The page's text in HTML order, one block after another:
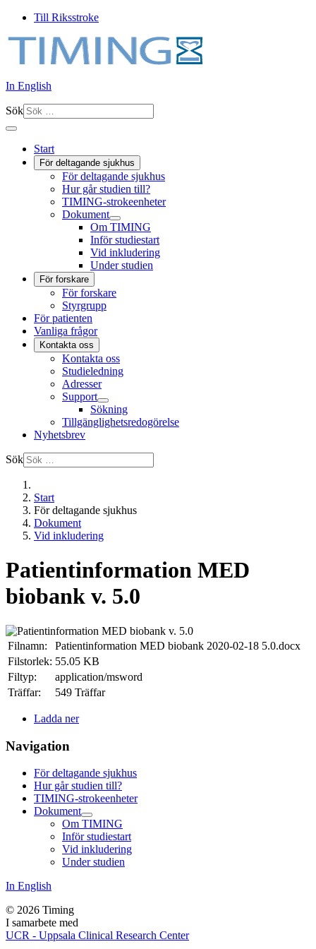
Till Riksstroke
In English
Sök
Start
För deltagande sjukhus
För deltagande sjukhus
Hur går studien till?
TIMING-strokeenheter
Dokument
Om TIMING
Inför studiestart
Vid inkludering
Under studien
För forskare
För forskare
Styrgrupp
För patienten
Vanliga frågor
Kontakta oss
Kontakta oss
Studieledning
Adresser
Support
Sökning
Tillgänglighetsredogörelse
Nyhetsbrev
Sök
Start
För deltagande sjukhus
Dokument
Vid inkludering
Patientinformation MED
biobank v. 5.0
Filnamn:
Patientinformation MED biobank 2020-02-18 5.0.docx
Filstorlek: 55.05 KB
Filtyp:
application/msword
Träffar:
549 Träffar
Ladda ner
Navigation
För deltagande sjukhus
Hur går studien till?
TIMING-strokeenheter
Dokument
Om TIMING
Inför studiestart
Vid inkludering
Under studien
In English
© 2026 Timing
I samarbete med
UCR - Uppsala Clinical Research Center